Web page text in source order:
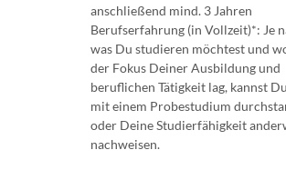
anschließend mind. 3 Jahren
Berufserfahrung (in Vollzeit)*: Je
was Du studieren möchtest und
der Fokus Deiner Ausbildung und
beruflichen Tätigkeit lag, kannst
mit einem Probestudium
oder Deine Studierfähigkeit
nachweisen.